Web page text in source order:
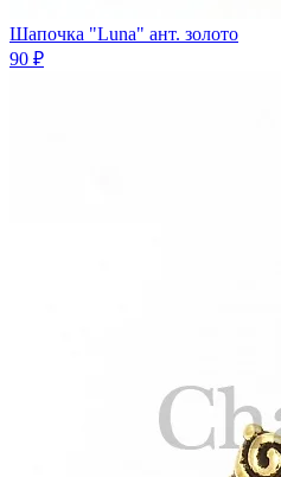
Шапочка "Luna" ант. золото
90 ₽